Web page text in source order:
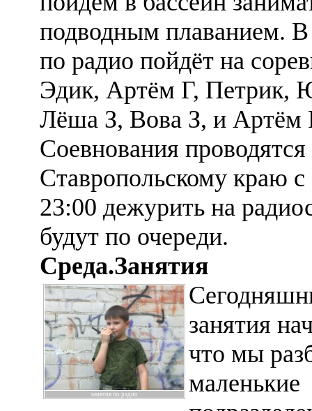
подводным плаванием. В
по радио пойдёт на
Эдик, Артём Г, Петрик,
Лёша З, Вова З, и Артём
Соевнования
Ставропольскому краю
23:00 дежурить на
будут по очереди.
Среда.Занятия
занятия по радио
занятия
что мы
маленькие